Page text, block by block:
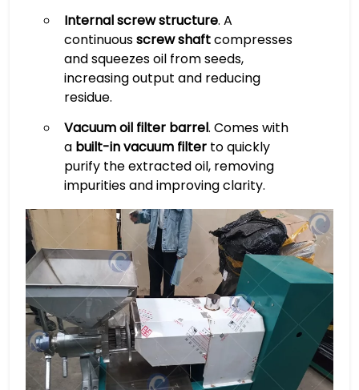
Internal screw structure. A
continuousscrew shaftcompresses
and squeezes oil from seeds,
increasing output and reducing
residue.
Vacuum oil filter barrel. Comes with
a built-in vacuum filterto quickly
purify the extracted oil, removing
impurities and improving clarity.